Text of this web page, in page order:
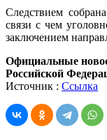
Следствием
связи с чем
заключением
Официальные
Российской
Источник : Ссылка